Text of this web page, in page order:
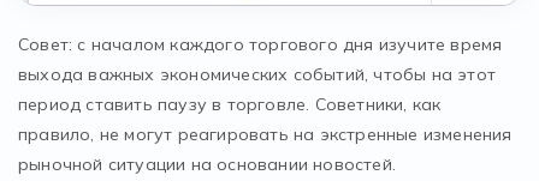
Совет: с началом каждого торгового дня изучите время
выхода важных экономических событий, чтобы на этот
период ставить паузу в торговле. Советники, как
правило, не могут реагировать на экстренные изменения
рыночной ситуации на основании новостей.